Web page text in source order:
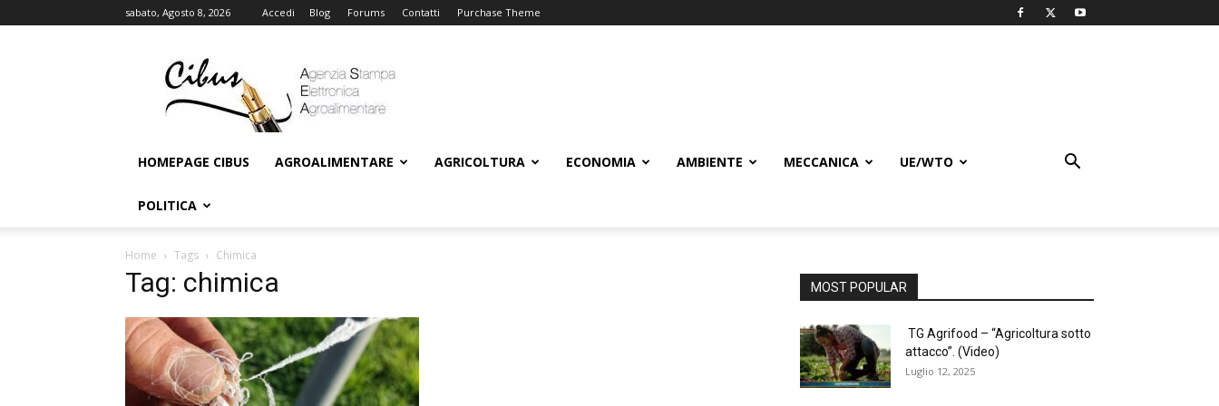
sabato, Agosto 8, 2026 Accedi Blog Forums Contatti Purchase Theme
Online
HOMEPAGE CIBUS AGROALIMENTARE AGRICOLTURA ECONOMIA AMBIENTE MECCANICA UE/WTO
POLITICA
Home Tags Chimica
Tag: chimica MOST POPULAR
TG Agrifood – “Agricoltura sotto
attacco”. (Video)
Luglio 12, 2025